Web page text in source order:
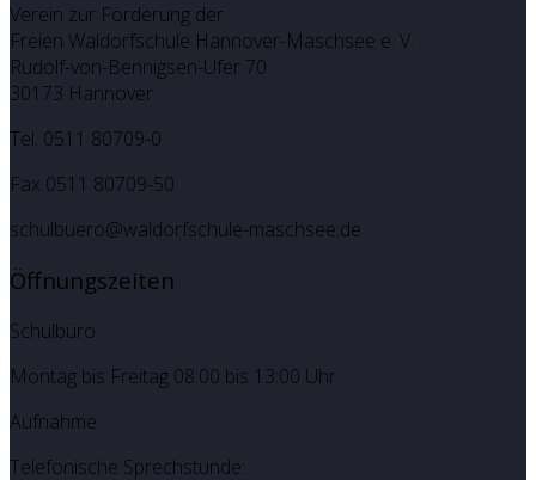
Verein zur Förderung der
Freien Waldorfschule Hannover-Maschsee e. V.
Rudolf-von-Bennigsen-Ufer 70
30173 Hannover
Tel. 0511 80709-0
Fax 0511 80709-50
schulbuero@waldorfschule-maschsee.de
Öffnungszeiten
Schulbüro
Montag bis Freitag 08:00 bis 13:00 Uhr
Aufnahme
Telefonische Sprechstunde: